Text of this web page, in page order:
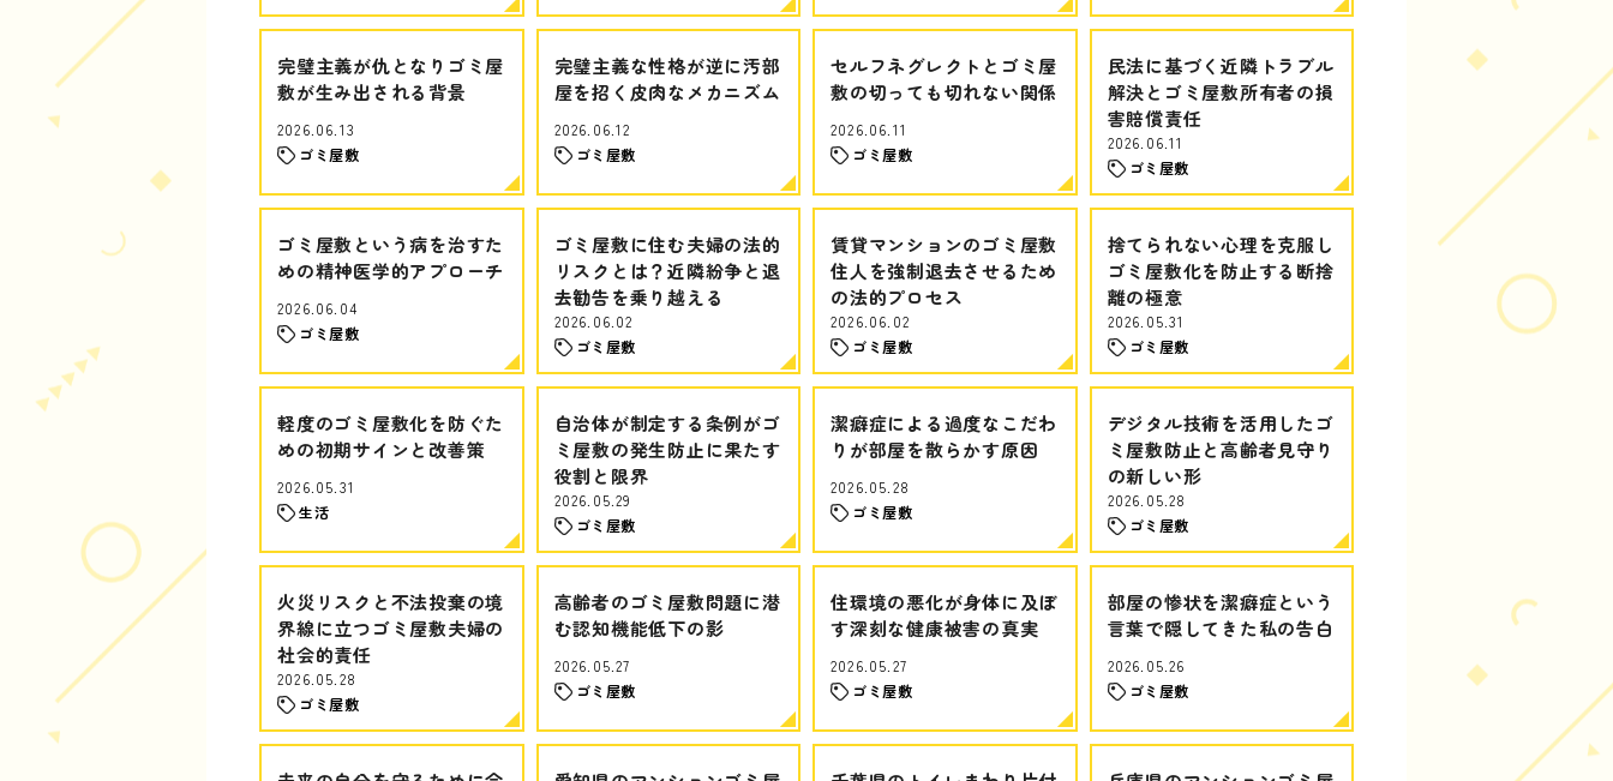
完璧主義が仇となりゴミ屋
敷が生み出される背景
2026.06.13
ゴミ屋敷
完璧主義な性格が逆に汚部
屋を招く皮肉なメカニズム
2026.06.12
ゴミ屋敷
セルフネグレクトとゴミ屋
敷の切っても切れない関係
2026.06.11
ゴミ屋敷
民法に基づく近隣トラブル
解決とゴミ屋敷所有者の損
害賠償責任
2026.06.11
ゴミ屋敷
ゴミ屋敷という病を治すた
めの精神医学的アプローチ
2026.06.04
ゴミ屋敷
ゴミ屋敷に住む夫婦の法的
リスクとは？近隣紛争と退
去勧告を乗り越える
2026.06.02
ゴミ屋敷
賃貸マンションのゴミ屋敷
住人を強制退去させるため
の法的プロセス
2026.06.02
ゴミ屋敷
捨てられない心理を克服し
ゴミ屋敷化を防止する断捨
離の極意
2026.05.31
ゴミ屋敷
軽度のゴミ屋敷化を防ぐた
めの初期サインと改善策
2026.05.31
生活
自治体が制定する条例がゴ
ミ屋敷の発生防止に果たす
役割と限界
2026.05.29
ゴミ屋敷
潔癖症による過度なこだわ
りが部屋を散らかす原因
2026.05.28
ゴミ屋敷
デジタル技術を活用したゴ
ミ屋敷防止と高齢者見守り
の新しい形
2026.05.28
ゴミ屋敷
火災リスクと不法投棄の境
界線に立つゴミ屋敷夫婦の
社会的責任
2026.05.28
ゴミ屋敷
高齢者のゴミ屋敷問題に潜
む認知機能低下の影
2026.05.27
ゴミ屋敷
住環境の悪化が身体に及ぼ
す深刻な健康被害の真実
2026.05.27
ゴミ屋敷
部屋の惨状を潔癖症という
言葉で隠してきた私の告白
2026.05.26
ゴミ屋敷